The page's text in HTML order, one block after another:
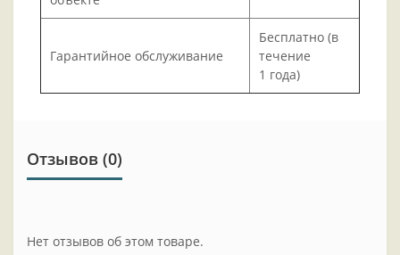
Гарантийное обслуживание
Бесплатно (в
течение
1 года)
Отзывов (0)
Нет отзывов об этом товаре.